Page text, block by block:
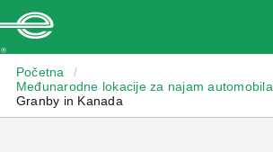
Početna
/
Međunarodne lokacije za najam automobila
Granby in Kanada